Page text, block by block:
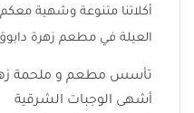
أكلاتنا متنوعة وشهية
العيلة في مطعم زهرة
أشهى الوجبات الشرقية